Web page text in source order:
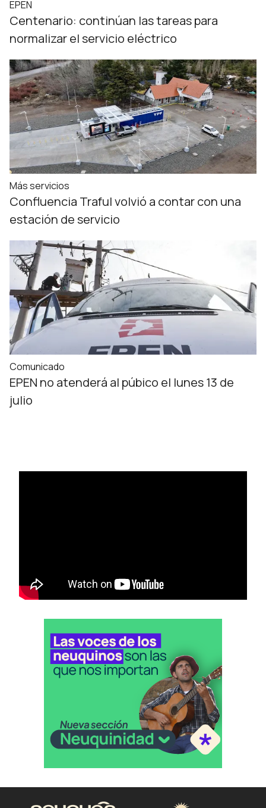
EPEN
Centenario: continúan las tareas para
normalizar el servicio eléctrico
Más servicios
Confluencia Traful volvió a contar con una
estación de servicio
Comunicado
EPEN no atenderá al púbico el lunes 13 de
julio